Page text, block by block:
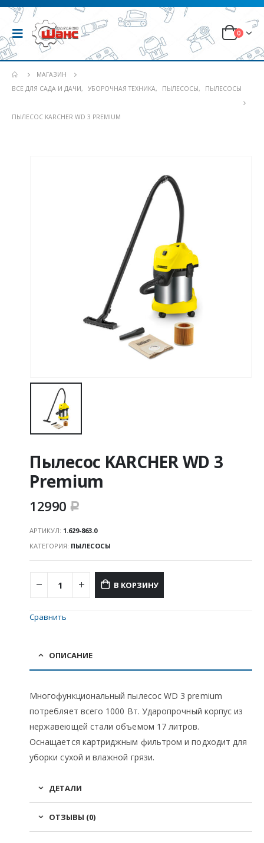
0
МАГАЗИН
ВСЕ ДЛЯ САДА И ДАЧИ, УБОРОЧНАЯ ТЕХНИКА, ПЫЛЕСОСЫ, ПЫЛЕСОСЫ
ПЫЛЕСОС KARCHER WD 3 PREMIUM
Пылесос KARCHER WD 3
Premium
12990 Р
АРТИКУЛ: 1.629-863.0
КАТЕГОРИЯ: ПЫЛЕСОСЫ
В КОРЗИНУ
Сравнить
ОПИСАНИЕ
Многофункциональный пылесос WD 3 premium
потребляет всего 1000 Вт. Ударопрочный корпус из
нержавеющей стали объемом 17 литров.
Оснащается картриджным фильтром и подходит для
уборки сухой и влажной грязи.
ДЕТАЛИ
ОТЗЫВЫ (0)